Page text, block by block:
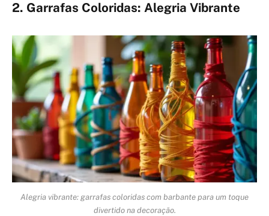
2. Garrafas Coloridas: Alegria Vibrante
Alegria vibrante: garrafas coloridas com barbante para um toque
divertido na decoração.